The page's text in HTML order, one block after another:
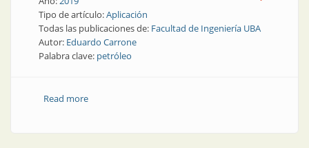
Tipo de artículo:Aplicación
Todas las publicaciones de: Facultad de Ingeniería UBA
Autor: Eduardo Carrone
Palabra clave: petróleo
Read moreabout La industria del futuro | Petróleo en la era